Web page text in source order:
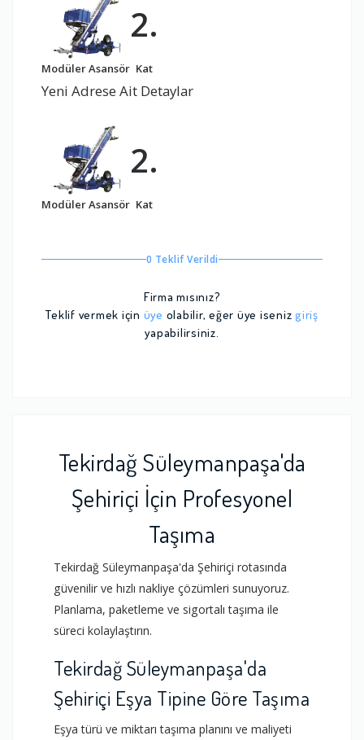
Modüler Asansör
2.
Kat
Yeni Adrese Ait Detaylar
Modüler Asansör
2.
Kat
0 Teklif Verildi
Firma mısınız?
Teklif vermek için üye olabilir, eğer üye iseniz giriş
yapabilirsiniz.
Tekirdağ Süleymanpaşa'da
Şehiriçi İçin Profesyonel
Taşıma
Tekirdağ Süleymanpaşa'da Şehiriçi rotasında
güvenilir ve hızlı nakliye çözümleri sunuyoruz.
Planlama, paketleme ve sigortalı taşıma ile
süreci kolaylaştırın.
Tekirdağ Süleymanpaşa'da
Şehiriçi Eşya Tipine Göre Taşıma
Eşya türü ve miktarı taşıma planını ve maliyeti